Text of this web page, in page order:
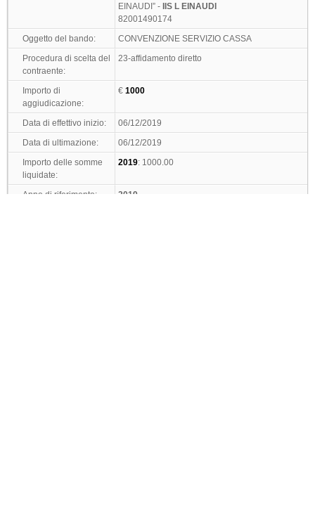
EINAUDI” -
IIS L EINAUDI
82001490174
Oggetto del bando:
CONVENZIONE SERVIZIO CASSA
Procedura di scelta del
contraente:
23-affidamento diretto
Importo di
aggiudicazione:
€1000
Data di effettivo inizio:
06/12/2019
Data di ultimazione:
06/12/2019
Importo delle somme
liquidate:
2019: 1000.00
Anno di riferimento: 2019